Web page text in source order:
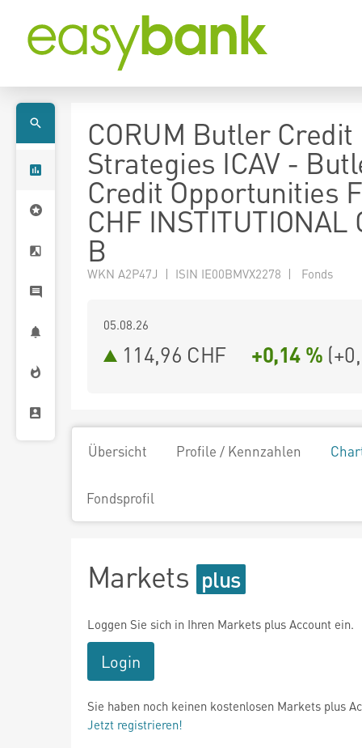
CORUM Butler Credit
Strategies ICAV -
Credit Opportunities
CHF INSTITUTIONAL
B
WKN A2P47J | ISIN IE00BMVX2278 | Fonds
05.08.26
114,96 CHF +0,14 % (
Übersicht Profile / Kennzahlen
Fondsprofil
Markets
Loggen Sie sich in Ihren Markets plus Account ein.
Login
Sie haben noch keinen kostenlosen Markets plus
Jetzt registrieren!